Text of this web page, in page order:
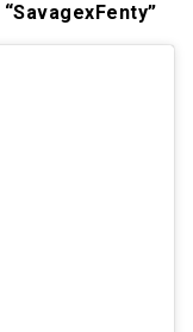
“SavagexFenty”